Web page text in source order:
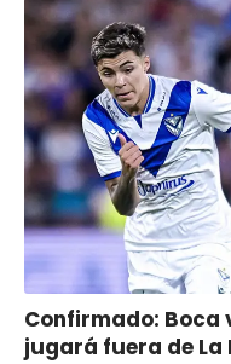
Confirmado: Boca
jugará fuera de La